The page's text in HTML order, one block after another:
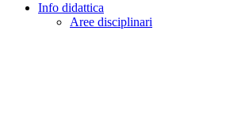
Info didattica
Aree disciplinari